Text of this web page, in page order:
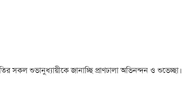
সকল শুভানুধ্যায়ীকে জানাচ্ছি প্রাণঢালা অভিনন্দন ও শুভেচ্ছা।